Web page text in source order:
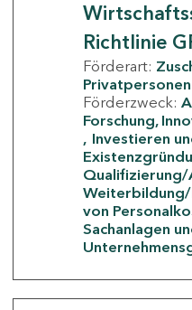
Richtlinie
Förderart:
Privatpersonen
Förderzweck:
Forschung,
Investieren
Qualifizierung/
Weiterbildung/
von
Sachanlagen